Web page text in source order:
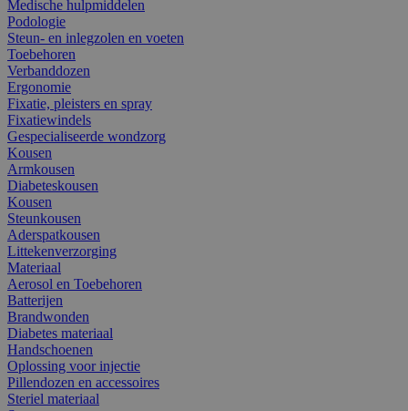
Medische hulpmiddelen
Podologie
Steun- en inlegzolen en voeten
Toebehoren
Verbanddozen
Ergonomie
Fixatie, pleisters en spray
Fixatiewindels
Gespecialiseerde wondzorg
Kousen
Armkousen
Diabeteskousen
Kousen
Steunkousen
Aderspatkousen
Littekenverzorging
Materiaal
Aerosol en Toebehoren
Batterijen
Brandwonden
Diabetes materiaal
Handschoenen
Oplossing voor injectie
Pillendozen en accessoires
Steriel materiaal